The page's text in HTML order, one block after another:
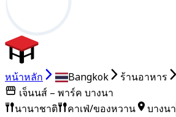
หน้าหลัก Bangkok ร้านอาหาร
เจ็นนส์ – พาร์ค บางนา
นานาชาติ
คาเฟ่/ของหวาน บางนา